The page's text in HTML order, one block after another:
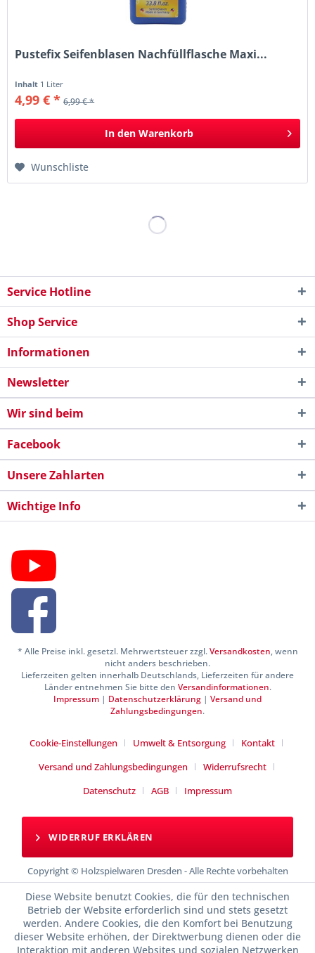
Pustefix Seifenblasen Nachfüllflasche Maxi...
Inhalt 1 Liter
4,99 € * 6,99 € *
In den Warenkorb
Wunschliste
Service Hotline
Shop Service
Informationen
Newsletter
Wir sind beim
Facebook
Unsere Zahlarten
Wichtige Info
* Alle Preise inkl. gesetzl. Mehrwertsteuer zzgl.Versandkosten, wenn
nicht anders beschrieben.
Lieferzeiten gelten innerhalb Deutschlands, Lieferzeiten für andere
Länder entnehmen Sie bitte den Versandinformationen.
Impressum | Datenschutzerklärung | Versand und
Zahlungsbedingungen.
Cookie-Einstellungen Umwelt & Entsorgung
Kontakt
Versand und Zahlungsbedingungen
Widerrufsrecht
Datenschutz
AGB Impressum
WIDERRUF ERKLÄREN
Copyright © Holzspielwaren Dresden - Alle Rechte vorbehalten
Diese Website benutzt Cookies, die für den technischen
Betrieb der Website erforderlich sind und stets gesetzt
werden. Andere Cookies, die den Komfort bei Benutzung
dieser Website erhöhen, der Direktwerbung dienen oder die
Interaktion mit anderen Websites und sozialen Netzwerken